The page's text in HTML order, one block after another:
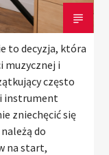
to decyzja, która
muzycznej i
często
instrument
zniechęcić się
do
na start,